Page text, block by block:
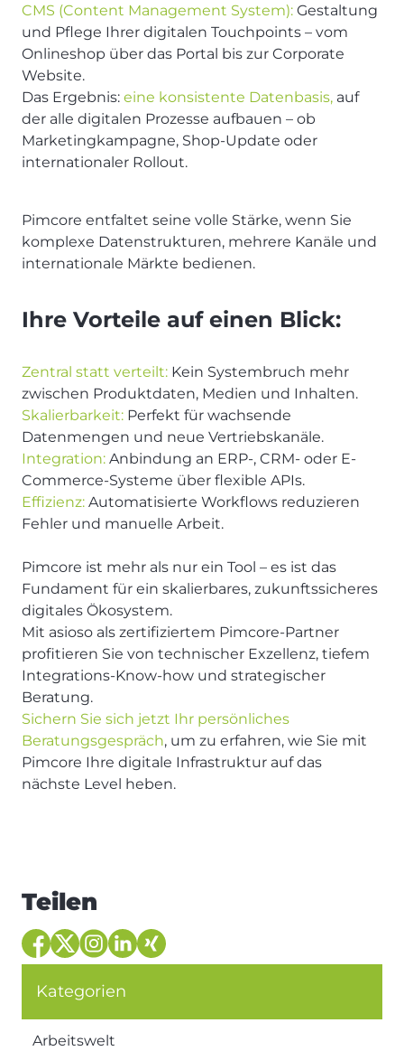
CMS (Content Management System): Gestaltung
und Pflege Ihrer digitalen Touchpoints – vom
Onlineshop über das Portal bis zur Corporate
Website.
Das Ergebnis: eine konsistente Datenbasis, auf
der alle digitalen Prozesse aufbauen – ob
Marketingkampagne, Shop-Update oder
internationaler Rollout.
Pimcore entfaltet seine volle Stärke, wenn Sie
komplexe Datenstrukturen, mehrere Kanäle und
internationale Märkte bedienen.
Ihre Vorteile auf einen Blick:
Zentral statt verteilt: Kein Systembruch mehr
zwischen Produktdaten, Medien und Inhalten.
Skalierbarkeit: Perfekt für wachsende
Datenmengen und neue Vertriebskanäle.
Integration: Anbindung an ERP-, CRM- oder E-
Commerce-Systeme über flexible APIs.
Effizienz: Automatisierte Workflows reduzieren
Fehler und manuelle Arbeit.
Pimcore ist mehr als nur ein Tool – es ist das
Fundament für ein skalierbares, zukunftssicheres
digitales Ökosystem.
Mit asioso als zertifiziertem Pimcore-Partner
profitieren Sie von technischer Exzellenz, tiefem
Integrations-Know-how und strategischer
Beratung.
Sichern Sie sich jetzt Ihr persönliches
Beratungsgespräch, um zu erfahren, wie Sie mit
Pimcore Ihre digitale Infrastruktur auf das
nächste Level heben.
Teilen
Kategorien
Arbeitswelt